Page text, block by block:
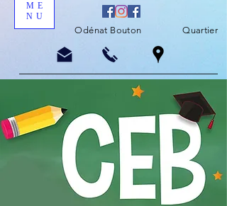
ME
NU
Odénat Bouton Quartier